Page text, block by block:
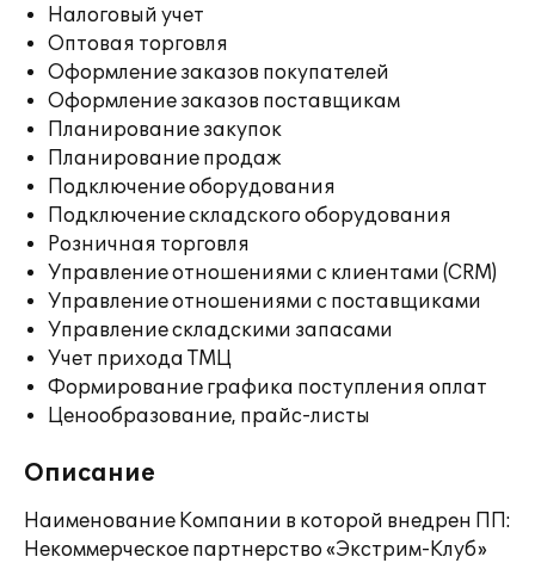
Налоговый учет
Оптовая торговля
Оформление заказов покупателей
Оформление заказов поставщикам
Планирование закупок
Планирование продаж
Подключение оборудования
Подключение складского оборудования
Розничная торговля
Управление отношениями с клиентами (CRM)
Управление отношениями с поставщиками
Управление складскими запасами
Учет прихода ТМЦ
Формирование графика поступления оплат
Ценообразование, прайс-листы
Описание
Наименование Компании в которой внедрен ПП:
Некоммерческое партнерство «Экстрим-Клуб»